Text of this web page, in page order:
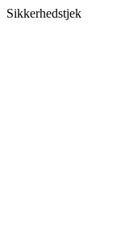
Sikkerhedstjek